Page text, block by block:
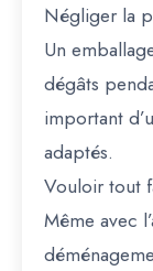
Négliger la
Un
dégâts
important
adaptés.
Vouloir tout
Même avec